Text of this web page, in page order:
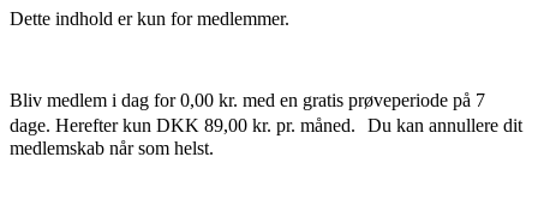
Dette indhold er kun for medlemmer.
Bliv medlem i dag for 0,00 kr. med en gratis prøveperiode på 7
dage. Herefter kun DKK 89,00 kr. pr. måned. Du kan annullere dit
medlemskab når som helst.